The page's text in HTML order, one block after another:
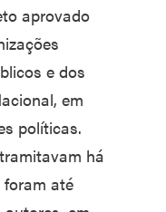
aprovado
e dos
em
políticas.
há
até